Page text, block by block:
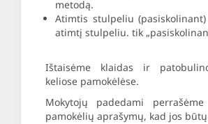
metodą.
Atimtis stulpeliu
atimtį stulpeliu. tik
Ištaisėme klaidas ir
keliose pamokėlėse.
Mokytojų padedami
pamokėlių aprašymų, kad jos